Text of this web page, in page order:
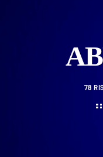
Luglio
Maggio
Aprile
78